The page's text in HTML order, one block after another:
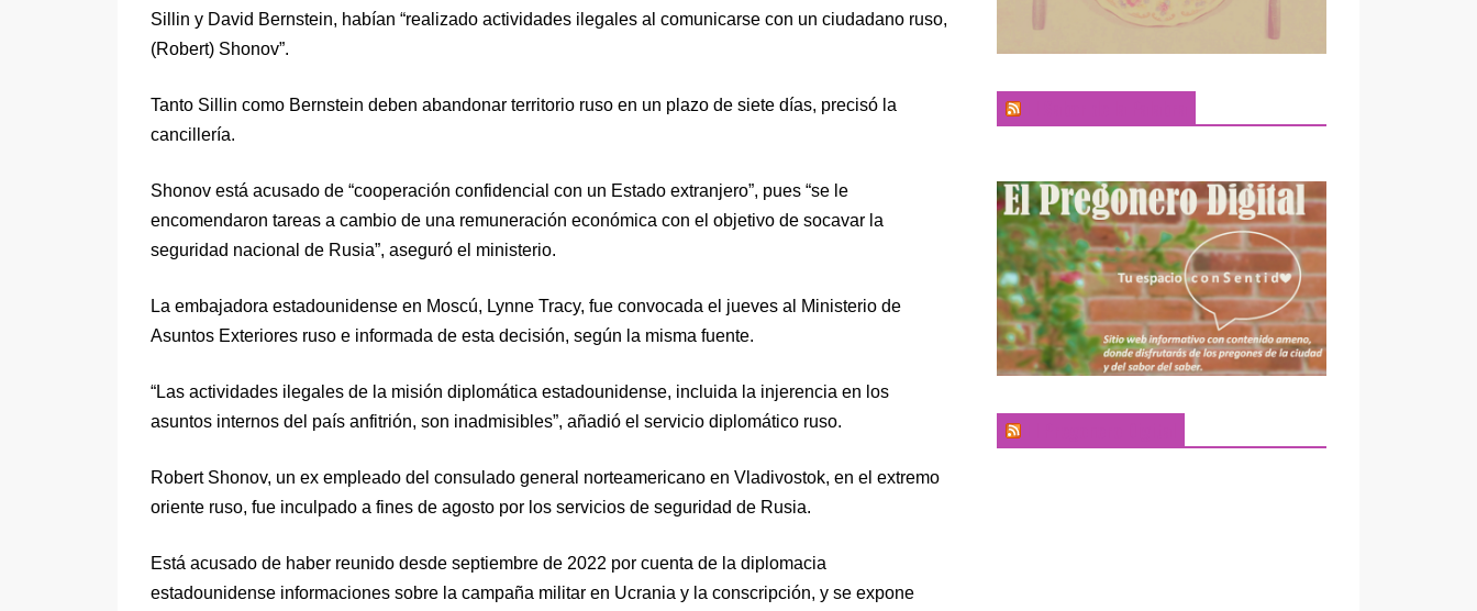
Sillin y David Bernstein, habían “realizado actividades ilegales al comunicarse con un ciudadano ruso,
(Robert) Shonov”.
Tanto Sillin como Bernstein deben abandonar territorio ruso en un plazo de siete días, precisó la
cancillería.
Shonov está acusado de “cooperación confidencial con un Estado extranjero”, pues “se le
encomendaron tareas a cambio de una remuneración económica con el objetivo de socavar la
seguridad nacional de Rusia”, aseguró el ministerio.
La embajadora estadounidense en Moscú, Lynne Tracy, fue convocada el jueves al Ministerio de
Asuntos Exteriores ruso e informada de esta decisión, según la misma fuente.
“Las actividades ilegales de la misión diplomática estadounidense, incluida la injerencia en los
asuntos internos del país anfitrión, son inadmisibles”, añadió el servicio diplomático ruso.
Robert Shonov, un ex empleado del consulado general norteamericano en Vladivostok, en el extremo
oriente ruso, fue inculpado a fines de agosto por los servicios de seguridad de Rusia.
Está acusado de haber reunido desde septiembre de 2022 por cuenta de la diplomacia
estadounidense informaciones sobre la campaña militar en Ucrania y la conscripción, y se expone